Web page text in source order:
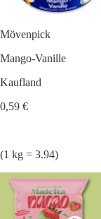
Mövenpick
Mango-Vanille
Kaufland
0,59 €
(1 kg = 3.94)